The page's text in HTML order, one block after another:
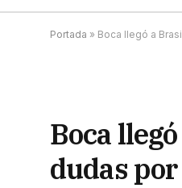
Portada » Boca llegó a
Boca
dudas